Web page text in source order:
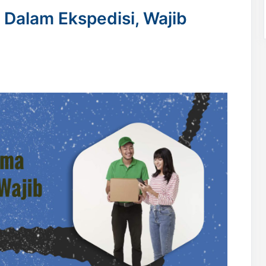
Ekspedisi, Wajib